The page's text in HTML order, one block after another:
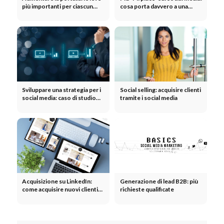
più importanti per ciascun
cosa porta davvero a una
Sviluppare una strategia per i
social media: caso di studio
Social selling: acquisire clienti
tramite i social media
Acquisizione su LinkedIn:
come acquisire nuovi clienti
Generazione di lead B2B: più
richieste qualificate